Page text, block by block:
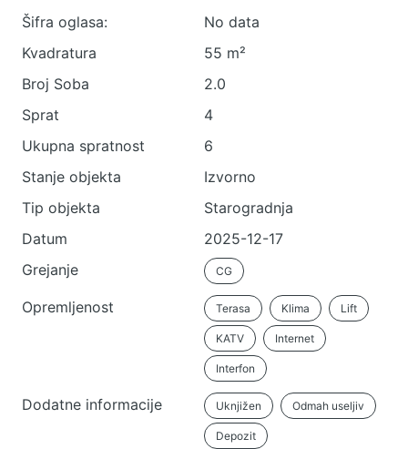
Šifra oglasa:
No data
Kvadratura
55 m²
Broj Soba
2.0
Sprat
4
Ukupna spratnost
6
Stanje objekta
Izvorno
Tip objekta
Starogradnja
Datum
2025-12-17
Grejanje
CG
Opremljenost Terasa Klima Lift
KATV Internet
Interfon
Dodatne informacije Uknjižen Odmah useljiv
Depozit